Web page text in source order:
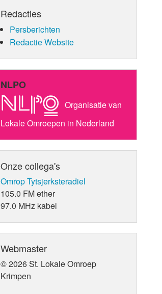
Redacties
Persberichten
Redactie Website
NLPO
Organisatie van
Lokale Omroepen in Nederland
Onze collega's
Omrop Tytsjerksteradiel
105.0 FM ether
97.0 MHz kabel
Webmaster
© 2026 St. Lokale Omroep
Krimpen